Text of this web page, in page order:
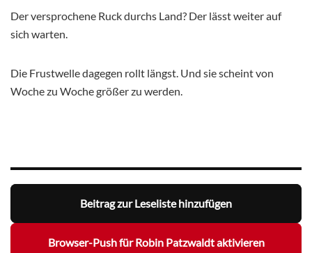
Der versprochene Ruck durchs Land? Der lässt weiter auf
sich warten.
Die Frustwelle dagegen rollt längst. Und sie scheint von
Woche zu Woche größer zu werden.
Beitrag zur Leseliste hinzufügen
Browser-Push für Robin Patzwaldt aktivieren